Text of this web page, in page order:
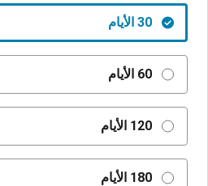
30 الأيام
60 الأيام
120 الأيام
180 الأيام